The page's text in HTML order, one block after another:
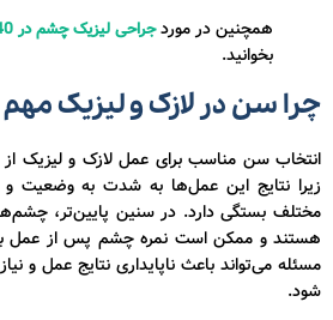
همچنین در موردجراحی لیزیک چشم در 40 سالگی
بخوانید.
چرا سن در لازک و لیزیک
انتخاب سن مناسب برای عمل لازک و لیزیک از
زیرا نتایج این عمل‌ها به شدت به وضعیت و
مختلف بستگی دارد. در سنین پایین‌تر،
هستند و ممکن است نمره چشم پس از عمل به
مسئله می‌تواند باعث ناپایداری نتایج عمل و
شود.